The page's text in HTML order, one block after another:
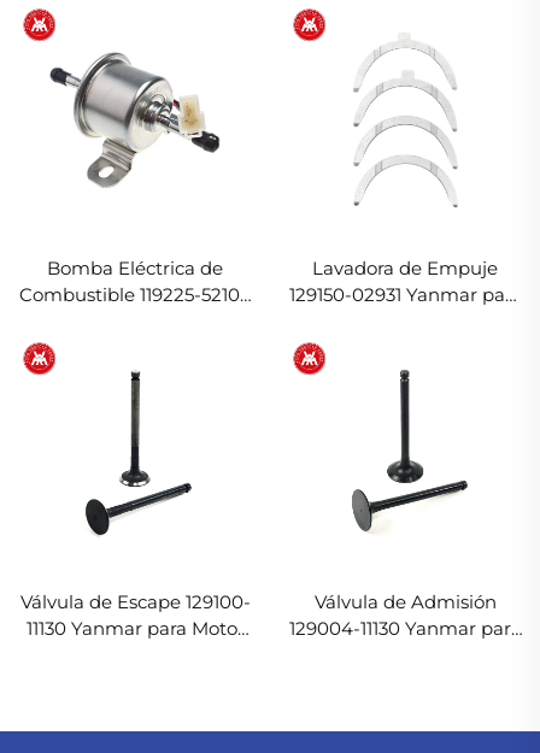
Bomba Eléctrica de
Combustible 119225-52102
Lavadora de Empuje
129150-02931 Yanmar para
Válvula de Escape 129100-
11130 Yanmar para Motor
Válvula de Admisión
129004-11130 Yanmar para